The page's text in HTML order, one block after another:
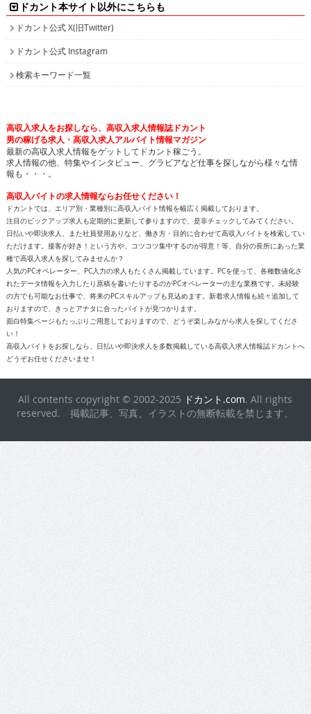
ドカント本サイト以外にこちらも
ドカント公式 X(旧Twitter)
ドカント公式 Instagram
検索キーワード一覧
高収入求人をお探しなら、高収入求人情報誌ドカント
男の稼げる求人・高収入求人アルバイト情報マガジン
最新の高収入求人情報をゲットしてドカント稼ごう。
求人情報の他、特集やインタビュー、グラビアなど仕事を探しながら様々な情
報も・・・。
高収入バイトの求人情報ならお任せください！
ドカントでは、エリア別・業種別に高収入バイト情報を幅広く掲載しております。
注目のピックアップ求人も定期的に更新して参りますので、是非チェックしてみてください。
日払いや即決求人、また社員登用ありなど、働き方・目的に合わせて高収入バイトを検索してい
ただけます。接客が好き！という方や、コツコツ集中するのが得意！等、自分の長所にあった業
種で高収入求人を探してみませんか？
人気のPCオペレーター、PC入力の求人もたくさん掲載しています。PCを使って、各種数値化さ
れたデータ情報を入力したり原稿を書いたりするのがPCオペレーターの主な業務です。未経験
の方でも可能なお仕事で、将来のPCスキルアップも見込めます。新着求人情報も続々追加して
おりますので、きっとアナタに合ったバイトが見つかります。
面白特集ページもたっぷりご用意しておりますので、どうぞ楽しみながら求人を探してくださ
い！
高収入バイトをお探しなら、日払いや即決求人を多数掲載している高収入求人情報誌ドカントへ
どうぞお任せくださいませ！
All contents copyright © 2002-2025 ドカント.com. All rights
reserved. 掲載記事、写真、イラストの無断転載を禁じます。